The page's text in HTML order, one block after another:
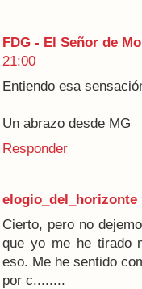
FDG - El Señor de
21:00
Entiendo esa
Un abrazo desde MG
Responder
elogio_del_horizonte
Cierto, pero no
que yo me he tirado
eso. Me he sentido
por c........